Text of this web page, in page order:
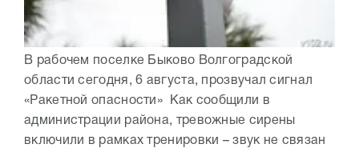
В рабочем поселке Быково Волгоградской
области сегодня, 6 августа, прозвучал сигнал
«Ракетной опасности» Как сообщили в
администрации района, тревожные сирены
включили в рамках тренировки – звук не связан